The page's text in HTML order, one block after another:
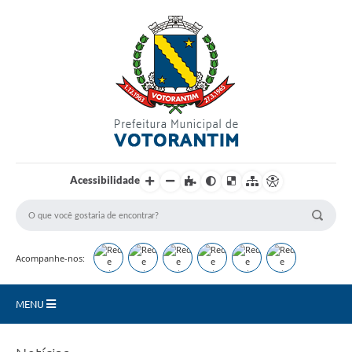
Acessibilidade
Acompanhe-nos:
MENU